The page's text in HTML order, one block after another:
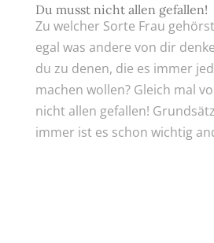
Du musst nicht allen gefallen!
Zu welcher Sorte Frau
egal was andere von dir
du zu denen, die es immer
machen wollen? Gleich mal
nicht allen gefallen!
immer ist es schon wichtig